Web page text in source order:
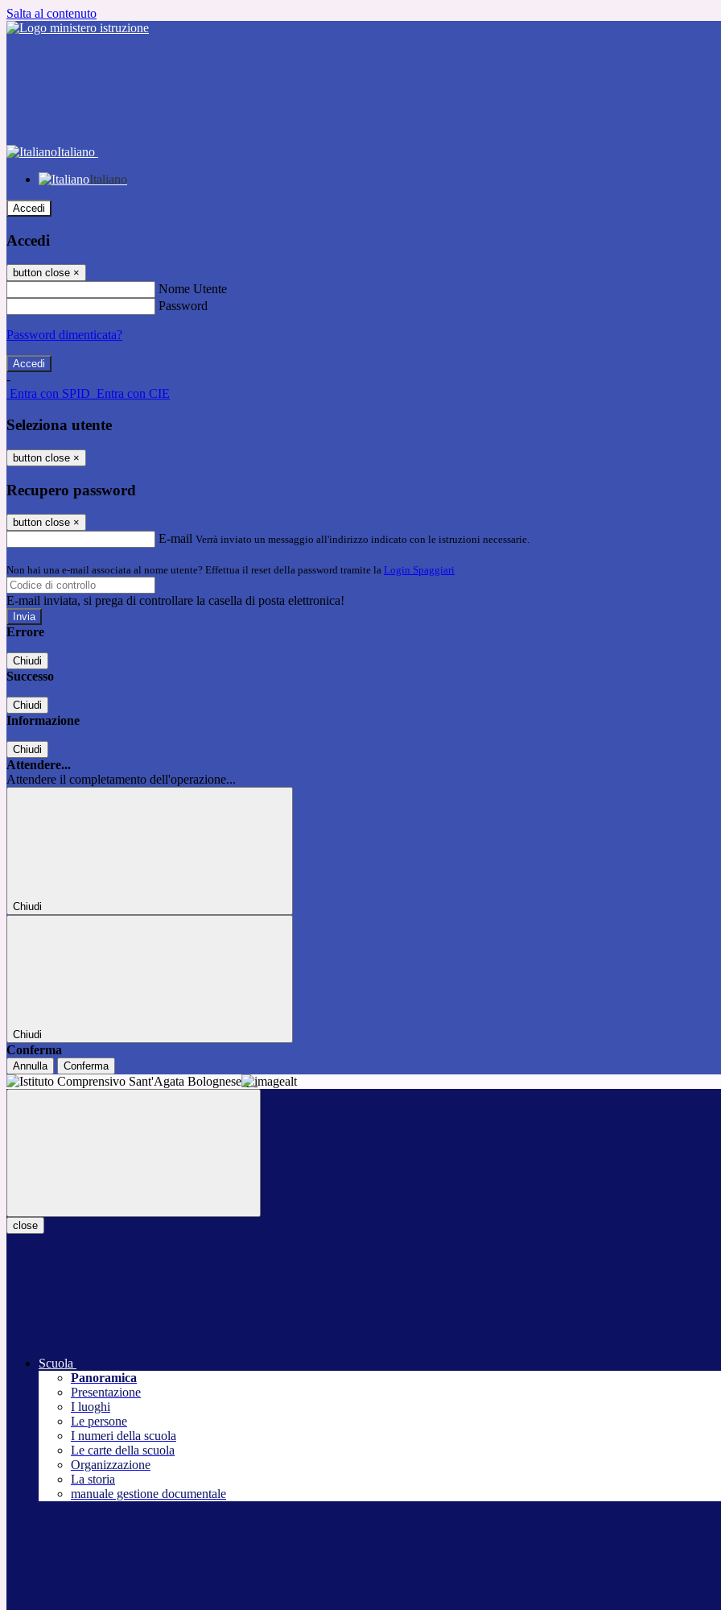
Salta al contenuto
Italiano
Italiano
Accedi
Accedi
button close ×
Nome Utente
Password
Password dimenticata?
-
Entra con SPID Entra con CIE
Seleziona utente
button close ×
Recupero password
button close ×
E-mail Verrà inviato un messaggio all'indirizzo indicato con le istruzioni necessarie.
Non hai una e-mail associata al nome utente? Effettua il reset della password tramite la Login Spaggiari
E-mail inviata, si prega di controllare la casella di posta elettronica!
Errore
Chiudi
Successo
Chiudi
Informazione
Chiudi
Attendere...
Attendere il completamento dell'operazione...
Chiudi
Chiudi
Conferma
Annulla Conferma
close
Scuola
Panoramica
Presentazione
I luoghi
Le persone
I numeri della scuola
Le carte della scuola
Organizzazione
La storia
manuale gestione documentale